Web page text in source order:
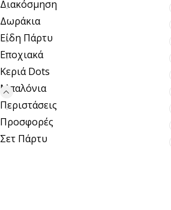
Διακόσμηση
Δωράκια
Είδη Πάρτυ
Εποχιακά
Κεριά Dots
Μπαλόνια
Περιστάσεις
Προσφορές
Σετ Πάρτυ